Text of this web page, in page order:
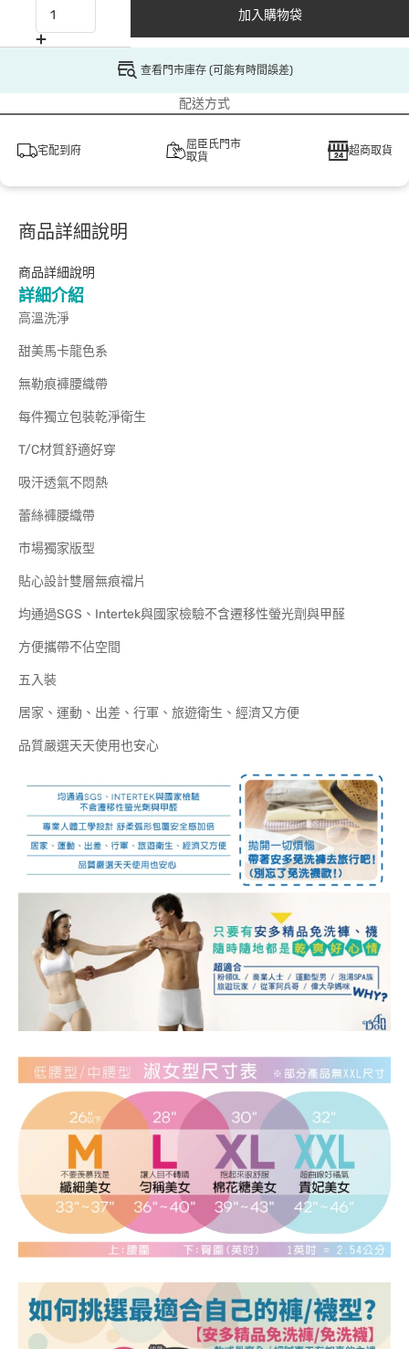
加入購物袋
查看門市庫存 (可能有時間誤差)
配送方式
宅配到府
屈臣氏門市
取貨
超商取貨
商品詳細說明
商品詳細說明
詳細介紹
高溫洗淨
甜美馬卡龍色系
無勒痕褲腰織帶
每件獨立包裝乾淨衛生
T/C材質舒適好穿
吸汗透氣不悶熱
蕾絲褲腰織帶
市場獨家版型
貼心設計雙層無痕襠片
均通過SGS、Intertek與國家檢驗不含遷移性螢光劑與甲醛
方便攜帶不佔空間
五入裝
居家、運動、出差、行軍、旅遊衛生、經濟又方便
品質嚴選天天使用也安心